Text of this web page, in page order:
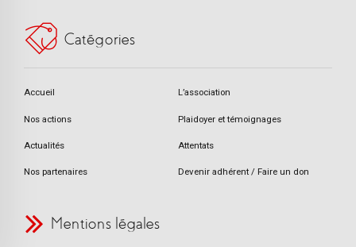
Catégories
Accueil L’association
Nos actions Plaidoyer et témoignages
Actualités Attentats
Nos partenaires Devenir adhérent / Faire un don
Mentions légales